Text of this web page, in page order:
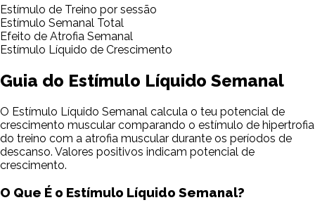
Estímulo de Treino por sessão
Estímulo Semanal Total
Efeito de Atrofia Semanal
Estímulo Líquido de Crescimento
Guia do Estímulo Líquido Semanal
O Estímulo Líquido Semanal calcula o teu potencial de
crescimento muscular comparando o estímulo de hipertrofia
do treino com a atrofia muscular durante os períodos de
descanso. Valores positivos indicam potencial de
crescimento.
O Que É o Estímulo Líquido Semanal?